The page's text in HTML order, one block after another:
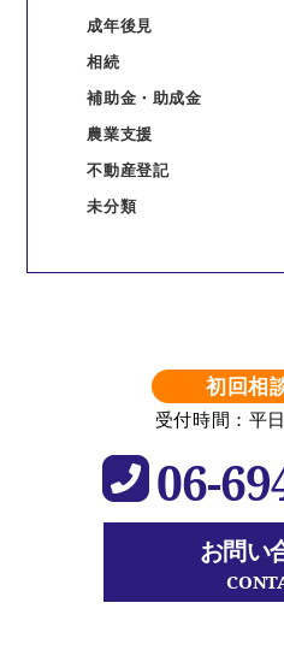
成年後見
相続
補助金・助成金
農業支援
不動産登記
未分類
初回相
受付時間：平
06-
お問い